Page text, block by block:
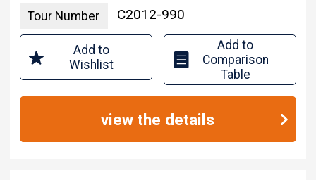
Tour Number C2012-990
Add to
Wishlist
Add to
Comparison
Table
view the details